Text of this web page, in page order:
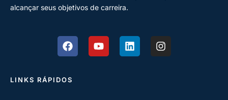
alcançar seus objetivos de carreira.
LINKS RÁPIDOS